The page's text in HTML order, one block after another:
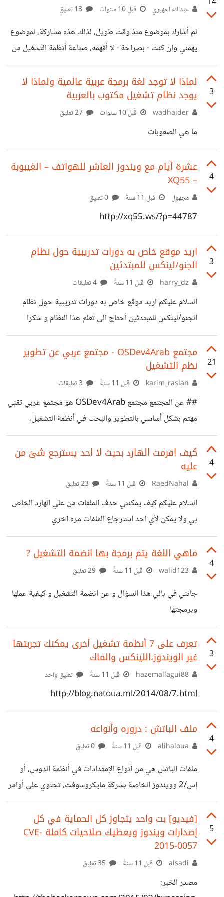
وهذا هو التحديث الثاني منذ أشهر رغم انقطاعه منذ سنوات
مستقبلاً ينتظر هذا النظام . الموقع الرسمي :
http://www.reactos.org/
عبدالله المهيري قبل 10 سنوات
لم أشارك بموضوع منذ وقت طويل، لذلك هذه مشاركة، لموضوع
يهمني وإن كنت - بصراحة - لا أفهمه، صناعة أنظمة التشغيل من
الصفر، كيف يمكن فعل ذلك من خلال الحاسوب نفسه؟ بمعنى
كيف تطور نظاماً لحاسوب لا يحوي نظاماً دون أن تعتمد على
حاسوب آخر؟ عموماً، الرابط الذي أود المشاركة به هو هذا:
http://interim.mntmn.com/ الحاسوب هو رازبيري باي،
وبالتالي يمكن الوصول
3
لماذا لا توجد لغة برمجة عربية عالمية ولماذا لا
يوجد نظام تشغيل مكتوب بالعربية
قبل 10 سنوات
ما هي الصعوبات
4
عشرة أيام مع ويندوز العاشر للهواتف – الغيبوبة
– XQ55
مجهول قبل 11 سنةً
http://xq55.ws/?p=44787
3
اريد موقع خاص به دورات تدريبية حول نظام
الجنو/لينكس للمبتدئين
قبل 11 سنةً
السلام عليكم اريد موقع خاص به دورات تدريبية حول نظام
الجنو/لينكس للمبتدئين أحتاج الى تعلم هذا النظام و شكرا
21
مجتمع OSDev4Arab - مجتمع عربي عن تطوير
نظم التشغيل
قبل 11 سنةً
## عن المجتمع مجتمع OSDev4Arab هو مجتمع عربي تقني
مهتم بشكل أساسي بالتطوير والبحث في أنظمة التشغيل،
المُجتمع يسعى للم شمل المتخصصين والهواة المهتمين بتطوير
نظم التشغيل وبرمجيات النظم. وُلد مجتمع OSDev4Arab
لمعالجة القصور الذي يُمثل عائق أمام تكوين زخم علمي حقيقي
عند المُجتمعات العربية في تخصص "أنظمة التشغيل". عن
المجتمع: http://www.osdev4arab.org/about.html
صفحة المجتمع علي الفيسبوك:
القواعد التنظيمية العامه للمجتمع:
http://www.osdev4arab.org/community_rules.ht
ml المجتمع قيد التكوين حتي هذه اللحظه و نرحب بأي
مشاركات، للتواصل معنا راسلنا علي :
osdev4arab@gmail.com أي نوع
4
كيف افرمت الهارد بحيث لا احد يسترجع شئ من
عليه
قبل 11 سنةً
السلام عليكم كيف يمكنني حدف الملفات من علي الهارد الخاص
بي ولا يمكن لأي احد استرجاع الملفات مره اخري
4
ماهي اللغة يتم برمجة بها انضمة التشغيل ?
قبل 11 سنةً
جائني في بالي هذا السؤال و عن انضمة التشغيل و كيفية عملها
وبرمجتها
3
تعرف على 7 أنظمة تشغيل أخرى يمكنك تجربتها
غير الويندوز،اللينكس والماك
قبل 11 سنةً تعليق واحد
http://blog.natoua.ml/2014/08/7.html
4
ملف الباتش : دروره وأنواعه
قبل 11 سنةً
ملفات الباتش هي من أنواع الإمتدادات في أنظمة الدوس، أو
إس/2 وويندوز الخاصة بشركة مايكروسوفت، تحتوي على أوامر
يتم تنفيذها إنطلاقا من " المترجم " المكتوبة هي أيضا بلغة "
Job Control Language " ، تتم إضافة ملفات الباتش لتهسيل
أي عمل مطلوب لتنفيذ مهمة معينة عن طريق السماح للمستخدم
بكتابة تعليمات من أجل تنفيذها على نظام التشغيل ؛ عندما يعمل
ملف الباتش يقوم برنامج الشل بقراءة الأوامر وتنفيذها بالترتيب
( يقوم بتنفيذ كل سطر على حدة تواليا ) ،
5
[فيديو] بت واحد يتجاوز كل الحماية في كل
إصدارات ويندوز ويعطيك صلاحيات كاملة CVE-
2015-0057
قبل 11 سنةً
مصدر الخبر: